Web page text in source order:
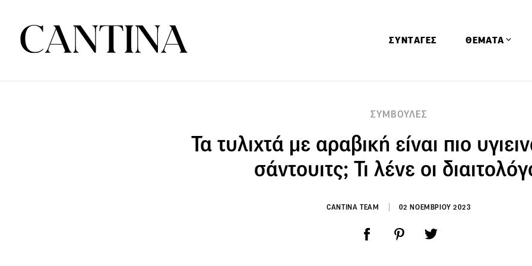
ΣΥΝΤΑΓΕΣ ΘΕΜΑΤΑ
Ειδήσεις
Έρευνες
ΣΥΜΒΟΥΛΕΣ
Τα τυλιχτά με αραβική είναι πιο
σάντουιτς; Τι λένε οι
CANTINA TEAM 02 ΝΟΕΜΒΡΙΟΥ 2023